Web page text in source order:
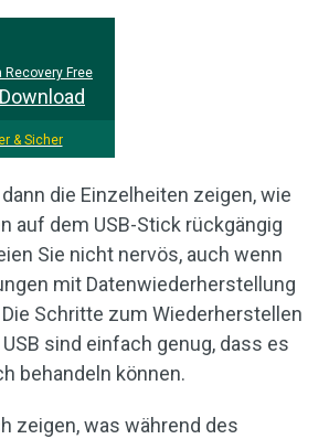
Recovery Free
& Sicher
die Einzelheiten zeigen, wie
auf dem USB-Stick rückgängig
Sie nicht nervös, auch wenn
mit Datenwiederherstellung
Schritte zum Wiederherstellen
sind einfach genug, dass es
behandeln können.
zeigen, was während des